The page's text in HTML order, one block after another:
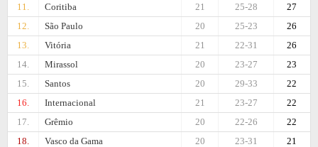
11.
Coritiba 27
25-28
21
12.
São Paulo 26
25-23
20
13.
Vitória 26
22-31
21
14.
Mirassol 23
23-27
20
15.
Santos 22
29-33
20
16.
Internacional 22
23-27
21
17.
Grêmio 22
22-26
20
18.
Vasco da Gama 21
23-31
20